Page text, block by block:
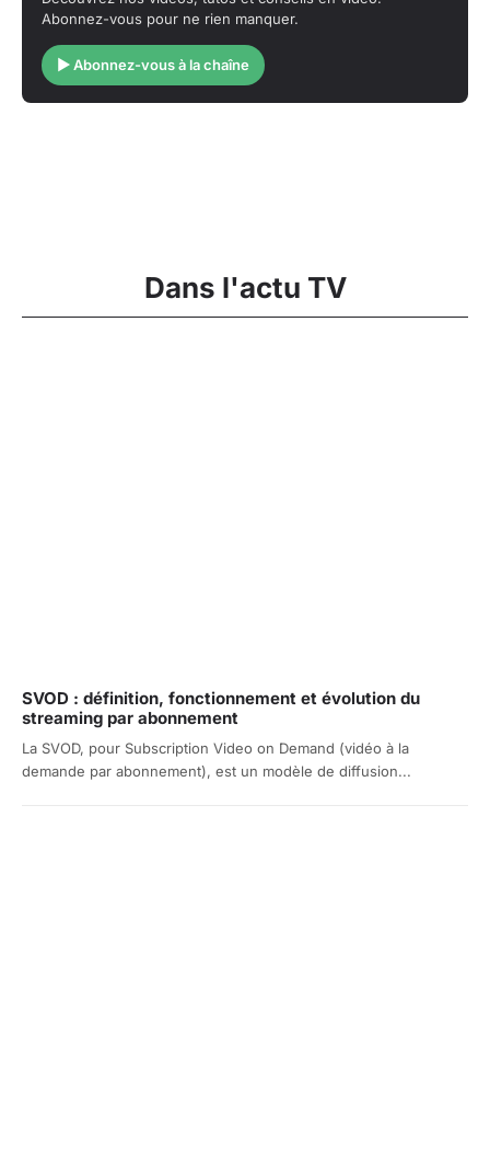
Abonnez-vous pour ne rien manquer.
▶ Abonnez-vous à la chaîne
Dans l'actu TV
SVOD : définition, fonctionnement et évolution du
streaming par abonnement
La SVOD, pour Subscription Video on Demand (vidéo à la
demande par abonnement), est un modèle de diffusion...